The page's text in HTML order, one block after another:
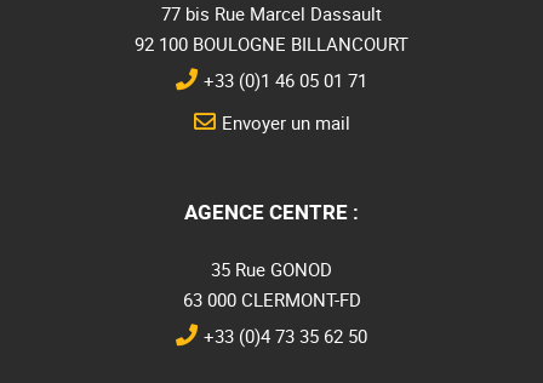
77 bis Rue Marcel Dassault
92 100 BOULOGNE BILLANCOURT
+33 (0)1 46 05 01 71
Envoyer un mail
AGENCE CENTRE :
35 Rue GONOD
63 000 CLERMONT-FD
+33 (0)4 73 35 62 50